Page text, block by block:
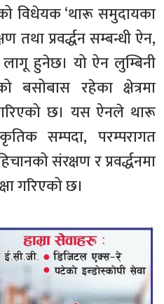
विधेयक ‘थारू समुदायका
तथा प्रवर्द्धन सम्बन्धी ऐन,
हुनेछ। यो ऐन लुम्बिनी
बसोबास रहेका क्षेत्रमा
गरिएको छ। यस ऐनले थारू
सम्पदा, परम्परागत
संरक्षण र प्रवर्द्धनमा
गरिएको छ।